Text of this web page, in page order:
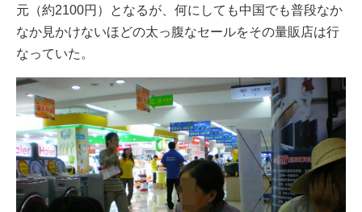
元（約2100円）となるが、何にしても中国でも普段なか
なか見かけないほどの太っ腹なセールをその量販店は行
なっていた。